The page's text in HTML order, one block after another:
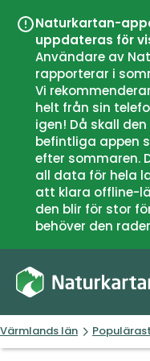
Naturkartan-
uppdateras för
Användare av
rapporterar i
Vi
helt från sin
igen! Då skall
befintliga appen
efter sommaren.
all data för hela
att klara offline-
den blir för stor
behöver den
Värmlands län